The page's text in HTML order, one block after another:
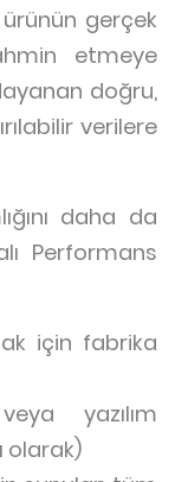
gerçek
etmeye
doğru,
verilere
daha da
Performans
için fabrika
yazılım
olarak)